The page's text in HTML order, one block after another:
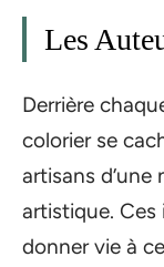
Les
Derrière
colorier se
artisans d’une
artistique.
donner vie à